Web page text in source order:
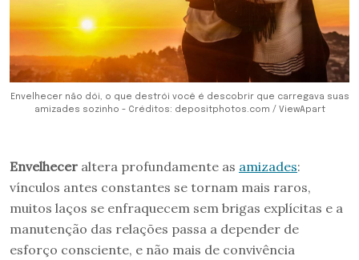
Envelhecer não dói, o que destrói você é descobrir que carregava suas
amizades sozinho - Créditos: depositphotos.com / ViewApart
Envelhecer altera profundamente as amizades:
vínculos antes constantes se tornam mais raros,
muitos laços se enfraquecem sem brigas explícitas e a
manutenção das relações passa a depender de
esforço consciente, e não mais de convivência